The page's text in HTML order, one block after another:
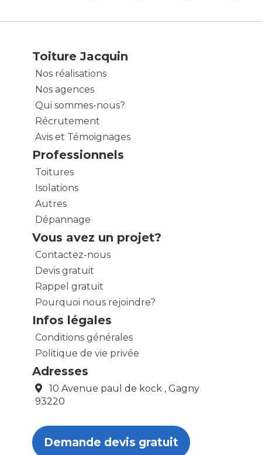
Toiture Jacquin
Nos réalisations
Nos agences
Qui sommes-nous?
Récrutement
Avis et Témoignages
Professionnels
Toitures
Isolations
Autres
Dépannage
Vous avez un projet?
Contactez-nous
Devis gratuit
Rappel gratuit
Pourquoi nous rejoindre?
Infos légales
Conditions générales
Politique de vie privée
Adresses
10 Avenue paul de kock , Gagny
93220
Demande devis gratuit